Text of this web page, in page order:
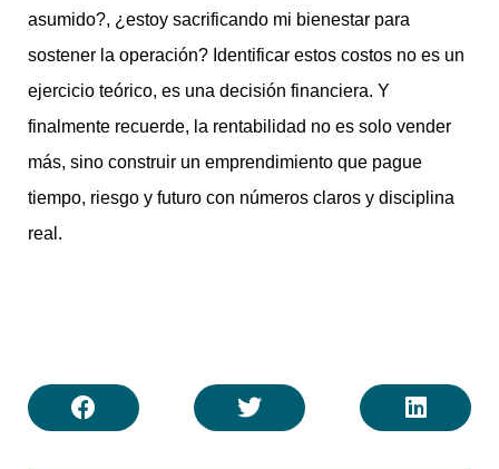
asumido?, ¿estoy sacrificando mi bienestar para
sostener la operación? Identificar estos costos no es un
ejercicio teórico, es una decisión financiera. Y
finalmente recuerde, la rentabilidad no es solo vender
más, sino construir un emprendimiento que pague
tiempo, riesgo y futuro con números claros y disciplina
real.